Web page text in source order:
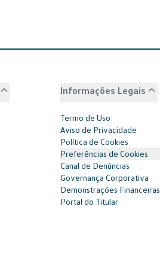
Informações Legais
Termo de Uso
Aviso de Privacidade
Política de Cookies
Preferências de Cookies
Canal de Denúncias
Governança Corporativa
Demonstrações Financeiras
Portal do Titular